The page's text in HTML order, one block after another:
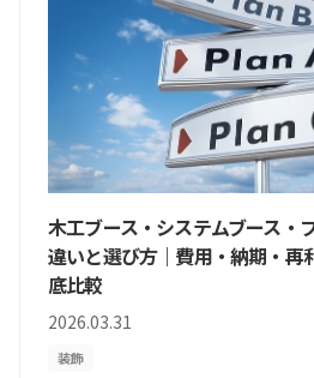
木工ブース・システムブース・
違いと選び方｜費用・納期・再
底比較
2026.03.31
装飾